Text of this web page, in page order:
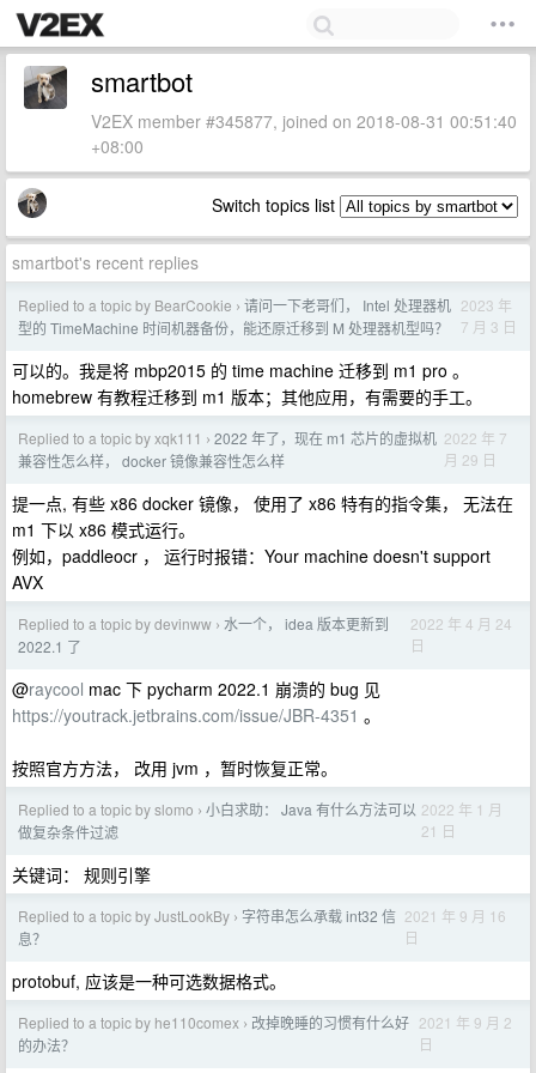
smartbot
V2EX member #345877, joined on 2018-08-31 00:51:40
+08:00
Switch topics list
smartbot's recent replies
Replied to a topic by BearCookie › 请问一下老哥们， Intel 处理器机
型的 TimeMachine 时间机器备份，能还原迁移到 M 处理器机型吗？
2023 年
7 月 3 日
可以的。我是将 mbp2015 的 time machine 迁移到 m1 pro 。
homebrew 有教程迁移到 m1 版本；其他应用，有需要的手工。
Replied to a topic by xqk111 › 2022 年了，现在 m1 芯片的虚拟机
兼容性怎么样， docker 镜像兼容性怎么样
2022 年 7
月 29 日
提一点, 有些 x86 docker 镜像， 使用了 x86 特有的指令集， 无法在
m1 下以 x86 模式运行。
例如，paddleocr ， 运行时报错：Your machine doesn't support
AVX
Replied to a topic by devinww › 水一个， idea 版本更新到
2022.1 了
2022 年 4 月 24
日
@raycool mac 下 pycharm 2022.1 崩溃的 bug 见
https://youtrack.jetbrains.com/issue/JBR-4351 。
按照官方方法， 改用 jvm ，暂时恢复正常。
Replied to a topic by slomo › 小白求助： Java 有什么方法可以
做复杂条件过滤
2022 年 1 月
21 日
关键词： 规则引擎
Replied to a topic by JustLookBy › 字符串怎么承载 int32 信
息？
2021 年 9 月 16
日
protobuf, 应该是一种可选数据格式。
Replied to a topic by he110comex › 改掉晚睡的习惯有什么好
的办法？
2021 年 9 月 2
日